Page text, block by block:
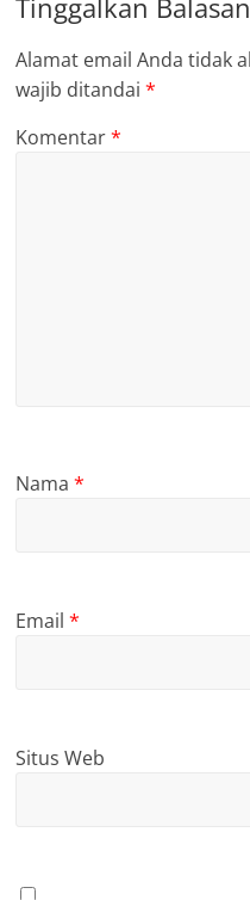
Tinggalkan Balasan
Alamat email Anda tidak
wajib ditandai*
Komentar*
Nama*
Email*
Situs Web